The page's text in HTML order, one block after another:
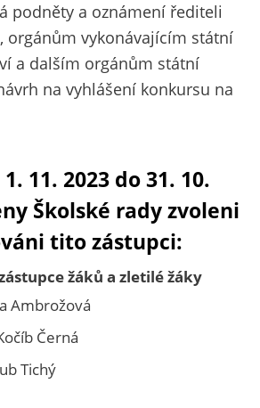
podněty a oznámení řediteli
orgánům vykonávajícím státní
a dalším orgánům státní
na vyhlášení konkursu na
11. 2023 do 31. 10.
Školské rady zvoleni
tito zástupci:
žáků a zletilé žáky
Ambrožová
Černá
Tichý